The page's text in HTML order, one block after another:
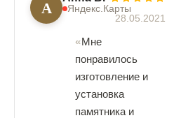
А
Яндекс.Карты
28.05.2021
Мне
понравилось
изготовление и
установка
памятника и